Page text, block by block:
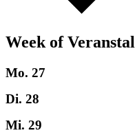
Week of
Mo. 27
Di. 28
Mi. 29